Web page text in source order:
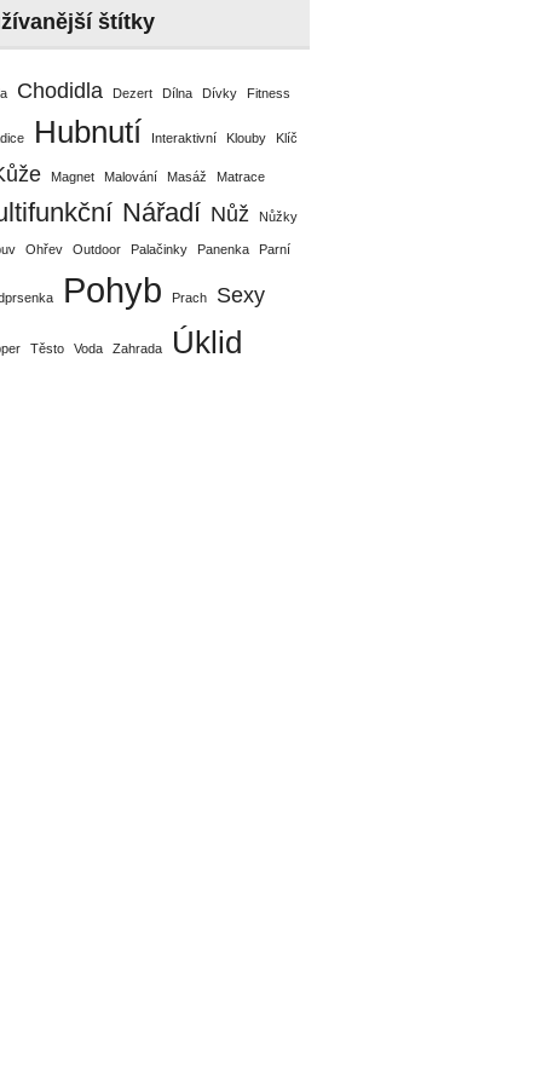
štítky
Chodidla Dezert Dílna Dívky Fitness
Hubnutí Interaktivní Klouby Klíč
Magnet Malování Masáž Matrace
Nářadí Nůž Nůžky
Ohřev Outdoor Palačinky Panenka Parní
Pohyb Prach Sexy
Těsto Voda Zahrada Úklid